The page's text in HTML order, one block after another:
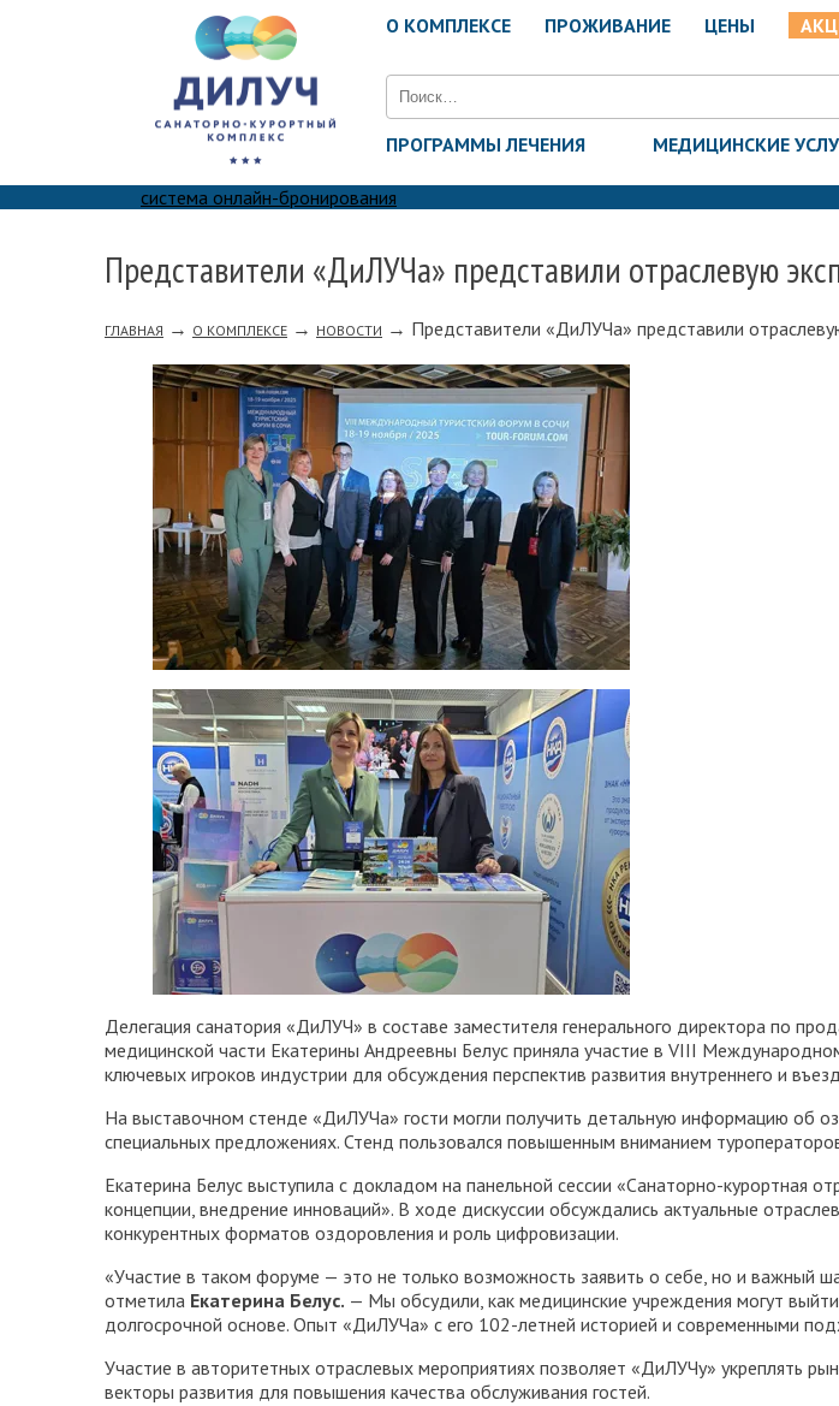
О КОМПЛЕКСЕ ПРОЖИВАНИЕ ЦЕНЫ
Найти:
ПРОГРАММЫ ЛЕЧЕНИЯ МЕДИЦИНСКИЕ
система онлайн-бронирования
Представители «ДиЛУЧа» представили отраслевую
ГЛАВНАЯ → О КОМПЛЕКСЕ → НОВОСТИ → Представители «ДиЛУЧа» представили
Делегация санатория «ДиЛУЧ» в составе заместителя генерального директора по
медицинской части Екатерины Андреевны Белус приняла участие в VIII
ключевых игроков индустрии для обсуждения перспектив развития внутреннего и
На выставочном стенде «ДиЛУЧа» гости могли получить детальную информацию об
специальных предложениях. Стенд пользовался повышенным вниманием
Екатерина Белус выступила с докладом на панельной сессии «Санаторно-курортная
концепции, внедрение инноваций». В ходе дискуссии обсуждались актуальные
конкурентных форматов оздоровления и роль цифровизации.
«Участие в таком форуме — это не только возможность заявить о себе, но и важный
отметила Екатерина Белус. — Мы обсудили, как медицинские учреждения могут
долгосрочной основе. Опыт «ДиЛУЧа» с его 102-летней историей и современными
Участие в авторитетных отраслевых мероприятиях позволяет «ДиЛУЧу» укреплять
векторы развития для повышения качества обслуживания гостей.